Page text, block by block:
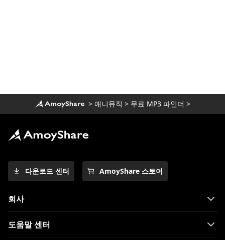
> 애니뮤직 > 무료 MP3 파인더 >
다운로드 센터 AmoyShare 스토어
회사
도움말 센터